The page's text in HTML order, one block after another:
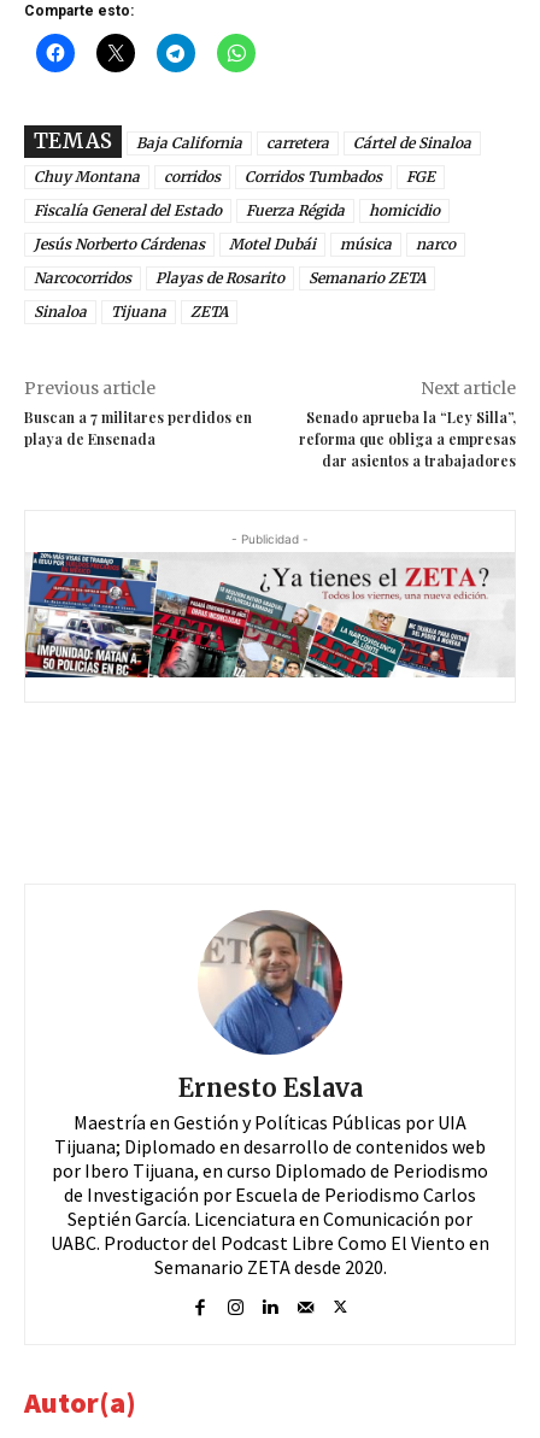
Comparte esto:
TEMAS Baja California carretera
Cártel de Sinaloa
Chuy Montana
corridos Corridos Tumbados
FGE
Fiscalía General del Estado
Fuerza Régida
homicidio
Jesús Norberto Cárdenas
Motel Dubái música
narco
Narcocorridos
Playas de Rosarito
Semanario ZETA
Sinaloa
Tijuana ZETA
Previous article
Buscan a 7 militares perdidos en
playa de Ensenada
Next article
Senado aprueba la “Ley Silla”,
reforma que obliga a empresas
dar asientos a trabajadores
- Publicidad -
Ernesto Eslava
Maestría en Gestión y Políticas Públicas por UIA
Tijuana; Diplomado en desarrollo de contenidos web
por Ibero Tijuana, en curso Diplomado de Periodismo
de Investigación por Escuela de Periodismo Carlos
Septién García. Licenciatura en Comunicación por
UABC. Productor del Podcast Libre Como El Viento en
Semanario ZETA desde 2020.
Autor(a)